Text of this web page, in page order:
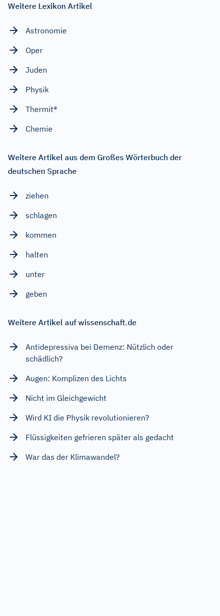
Weitere Lexikon Artikel
Astronomie
Oper
Juden
Physik
Thermit®
Chemie
Weitere Artikel aus dem Großes Wörterbuch der
deutschen Sprache
ziehen
schlagen
kommen
halten
unter
geben
Weitere Artikel auf wissenschaft.de
Antidepressiva bei Demenz: Nützlich oder
schädlich?
Augen: Komplizen des Lichts
Nicht im Gleichgewicht
Wird KI die Physik revolutionieren?
Flüssigkeiten gefrieren später als gedacht
War das der Klimawandel?